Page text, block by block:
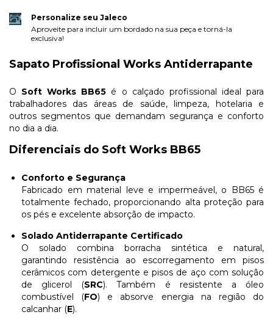
Personalize seu Jaleco
Aproveite para incluir um bordado na sua peça e torná-la
exclusiva!
Sapato Profissional Works Antiderrapante
O Soft Works BB65 é o calçado profissional ideal para
trabalhadores das áreas de saúde, limpeza, hotelaria e
outros segmentos que demandam segurança e conforto
no dia a dia.
Diferenciais do Soft Works BB65
Conforto e Segurança
Fabricado em material leve e impermeável, o BB65 é
totalmente fechado, proporcionando alta proteção para
os pés e excelente absorção de impacto.
Solado Antiderrapante Certificado
O solado combina borracha sintética e natural,
garantindo resistência ao escorregamento em pisos
cerâmicos com detergente e pisos de aço com solução
de glicerol (SRC). Também é resistente a óleo
combustível (FO) e absorve energia na região do
calcanhar (E).